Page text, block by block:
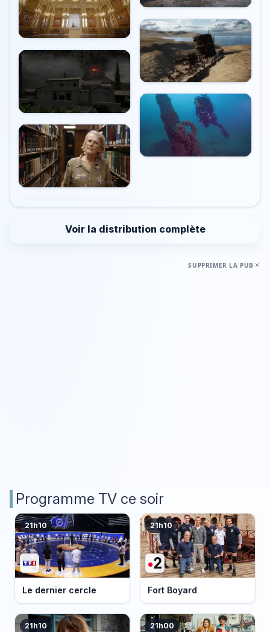
Voir la distribution complète
SUPPRIMER LA PUB
Programme TV ce soir
21h10
Le dernier cercle
21h10
Fort Boyard
21h10 21h00